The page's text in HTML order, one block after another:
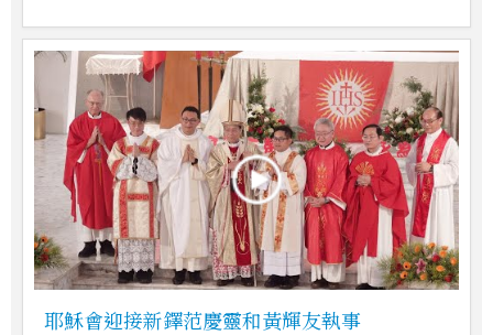
耶穌會迎接新鐸范慶靈和黃輝友執事